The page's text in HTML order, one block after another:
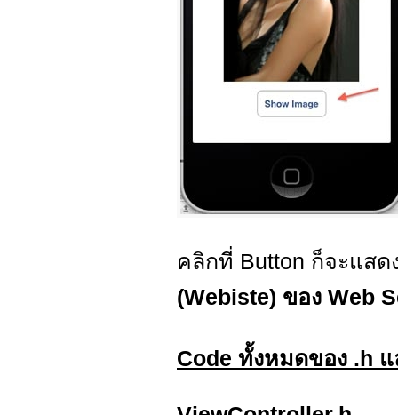
คลิกที่ Button ก็จะแส
(Webiste) ของ Web
Code ทั้งหมดของ .h